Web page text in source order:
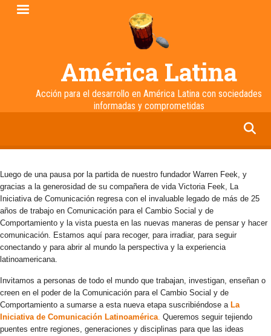
Pasar
América Latina
Acción para el desarrollo en América Latina con sociedades
informadas y comprometidas
Luego de una pausa por la partida de nuestro fundador Warren Feek, y
gracias a la generosidad de su compañera de vida Victoria Feek, La
Iniciativa de Comunicación regresa con el invaluable legado de más de 25
años de trabajo en Comunicación para el Cambio Social y de
Comportamiento y la vista puesta en las nuevas maneras de pensar y hacer
comunicación. Estamos aquí para recoger, para irradiar, para seguir
conectando y para abrir al mundo la perspectiva y la experiencia
latinoamericana.
Invitamos a personas de todo el mundo que trabajan, investigan, enseñan o
creen en el poder de la Comunicación para el Cambio Social y de
Comportamiento a sumarse a esta nueva etapa suscribiéndose a La
Iniciativa de Comunicación Latinoamérica. Queremos seguir tejiendo
puentes entre regiones, generaciones y disciplinas para que las ideas